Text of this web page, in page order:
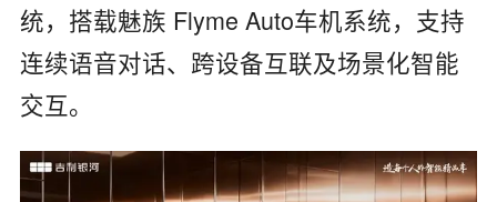
统，搭载魅族 Flyme Auto车机系统，支持
连续语音对话、跨设备互联及场景化智能
交互。